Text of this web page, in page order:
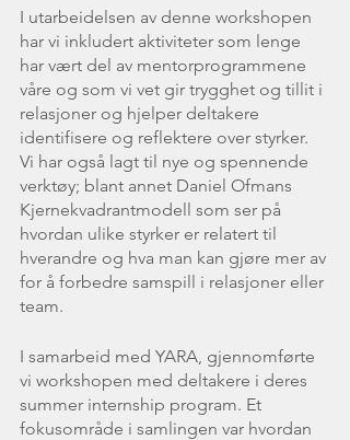
I utarbeidelsen av denne workshopen
har vi inkludert aktiviteter som lenge
har vært del av mentorprogrammene
våre og som vi vet gir trygghet og tillit i
relasjoner og hjelper deltakere
identifisere og reflektere over styrker.
Vi har også lagt til nye og spennende
verktøy; blant annet Daniel Ofmans
Kjernekvadrantmodell som ser på
hvordan ulike styrker er relatert til
hverandre og hva man kan gjøre mer av
for å forbedre samspill i relasjoner eller
team.
I samarbeid med YARA, gjennomførte
vi workshopen med deltakere i deres
summer internship program. Et
fokusområde i samlingen var hvordan